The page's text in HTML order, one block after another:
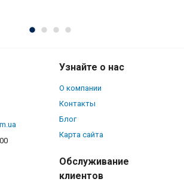
Узнайте о нас
О компании
Контакты
Блог
Карта сайта
Обслуживание
клиентов